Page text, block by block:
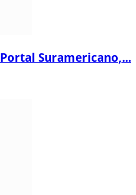
Suramericano,...